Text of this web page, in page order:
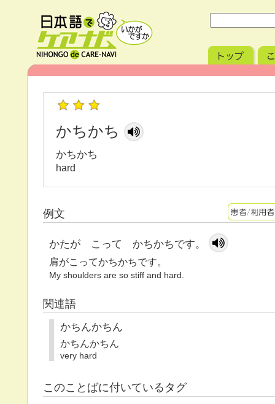
かちかち
かちかち
hard
例文
かたが こって かちかちです。
肩がこってかちかちです。
My shoulders are so stiff and hard.
関連語
かちんかちん
かちんかちん
very hard
このことばに付いているタグ